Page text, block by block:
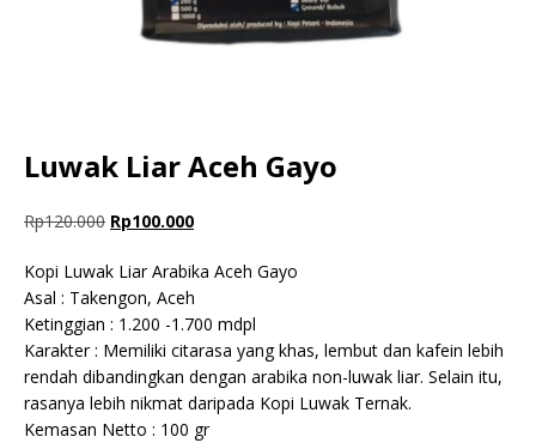
Luwak Liar Aceh Gayo
Rp120.000 Rp100.000
Kopi Luwak Liar Arabika Aceh Gayo
Asal : Takengon, Aceh
Ketinggian : 1.200 -1.700 mdpl
Karakter : Memiliki citarasa yang khas, lembut dan kafein lebih
rendah dibandingkan dengan arabika non-luwak liar. Selain itu,
rasanya lebih nikmat daripada Kopi Luwak Ternak.
Kemasan Netto : 100 gr